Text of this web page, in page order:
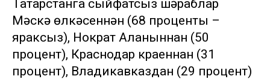
Татарстанга сыйфатсыз шәраблар
Мәскәү өлкәсеннән (68 проценты –
яраксыз), Нократ Аланыннан (50
процент), Краснодар краеннан (31
процент), Владикавказдан (29 процент)